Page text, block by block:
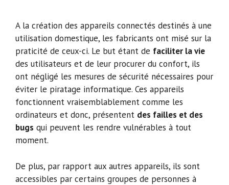
A la création des appareils connectés destinés à une
utilisation domestique, les fabricants ont misé sur la
praticité de ceux-ci. Le but étant de faciliter la vie
des utilisateurs et de leur procurer du confort, ils
ont négligé les mesures de sécurité nécessaires pour
éviter le piratage informatique. Ces appareils
fonctionnent vraisemblablement comme les
ordinateurs et donc, présentent des failles et des
bugs qui peuvent les rendre vulnérables à tout
moment.
De plus, par rapport aux autres appareils, ils sont
accessibles par certains groupes de personnes à